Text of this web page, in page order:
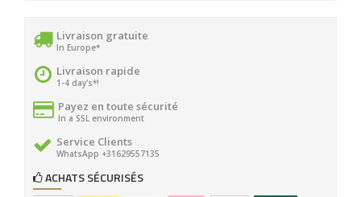
Livraison gratuite
In Europe*
Livraison rapide
1-4 day's*!
Payez en toute sécurité
In a SSL environment
Service Clients
WhatsApp +31629557135
ACHATS SÉCURISÉS